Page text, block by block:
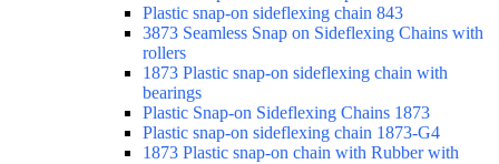
Plastic snap-on sideflexing chain 843
3873 Seamless Snap on Sideflexing Chains with
rollers
1873 Plastic snap-on sideflexing chain with
bearings
Plastic Snap-on Sideflexing Chains 1873
Plastic snap-on sideflexing chain 1873-G4
1873 Plastic snap-on chain with Rubber with